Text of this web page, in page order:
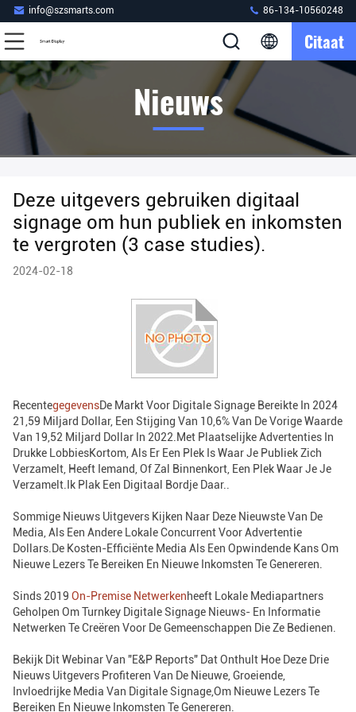
info@szsmarts.com 86-134-10560248
Citaat
Nieuws
Deze uitgevers gebruiken digitaal
signage om hun publiek en inkomsten
te vergroten (3 case studies).
2024-02-18
RecenteGegevensDe Markt Voor Digitale Signage Bereikte In 2024
21,59 Miljard Dollar, Een Stijging Van 10,6% Van De Vorige Waarde
Van 19,52 Miljard Dollar In 2022.met Plaatselijke Advertenties In
Drukke LobbiesKortom, Als Er Een Plek Is Waar Je Publiek Zich
Verzamelt, Heeft Iemand, Of Zal Binnenkort, Een Plek Waar Je Je
Verzamelt.Ik Plak Een Digitaal Bordje Daar..
Sommige Nieuws Uitgevers Kijken Naar Deze Nieuwste Van De
Media, Als Een Andere Lokale Concurrent Voor Advertentie
Dollars.de Kosten-Efficiënte Media Als Een Opwindende Kans Om
Nieuwe Lezers Te Bereiken En Nieuwe Inkomsten Te Genereren.
Sinds 2019 On-Premise NetwerkenHeeft Lokale Mediapartners
Geholpen Om Turnkey Digitale Signage Nieuws- En Informatie
Netwerken Te Creëren Voor De Gemeenschappen Die Ze Bedienen.
Bekijk Dit Webinar Van "E&P Reports" Dat Onthult Hoe Deze Drie
Nieuws Uitgevers Profiteren Van De Nieuwe, Groeiende,
Invloedrijke Media Van Digitale Signage,om Nieuwe Lezers Te
Bereiken En Nieuwe Inkomsten Te Genereren.